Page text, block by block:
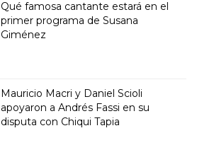
Qué famosa cantante estará en el
primer programa de Susana
Giménez
Mauricio Macri y Daniel Scioli
apoyaron a Andrés Fassi en su
disputa con Chiqui Tapia